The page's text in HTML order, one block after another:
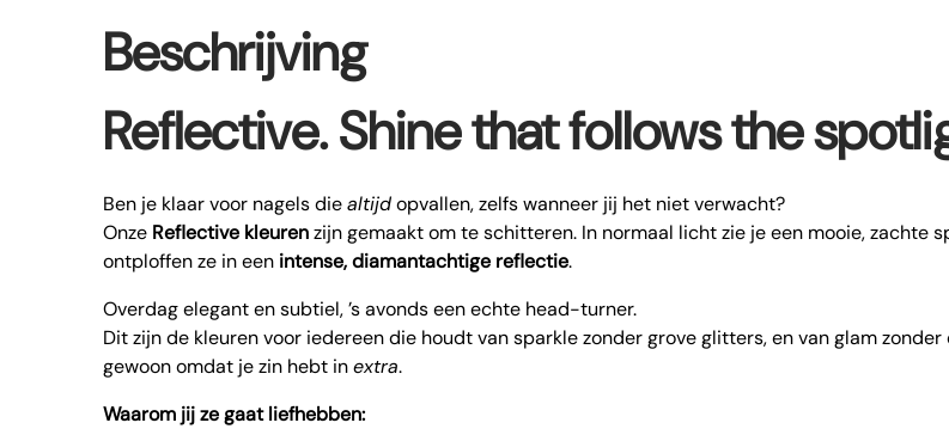
Beschrijving
Reflective. Shine that follows the
Ben je klaar voor nagels diealtijdopvallen, zelfs wanneer jij het niet verwacht?
Onze Reflective kleurenzijn gemaakt om te schitteren. In normaal licht zie je een mooie, zachte
ontploffen ze in een intense, diamantachtige reflectie.
Overdag elegant en subtiel, ’s avonds een echte head-turner.
Dit zijn de kleuren voor iedereen die houdt van sparkle zonder grove glitters, en van glam
gewoon omdat je zin hebt inextra.
Waarom jij ze gaat liefhebben: